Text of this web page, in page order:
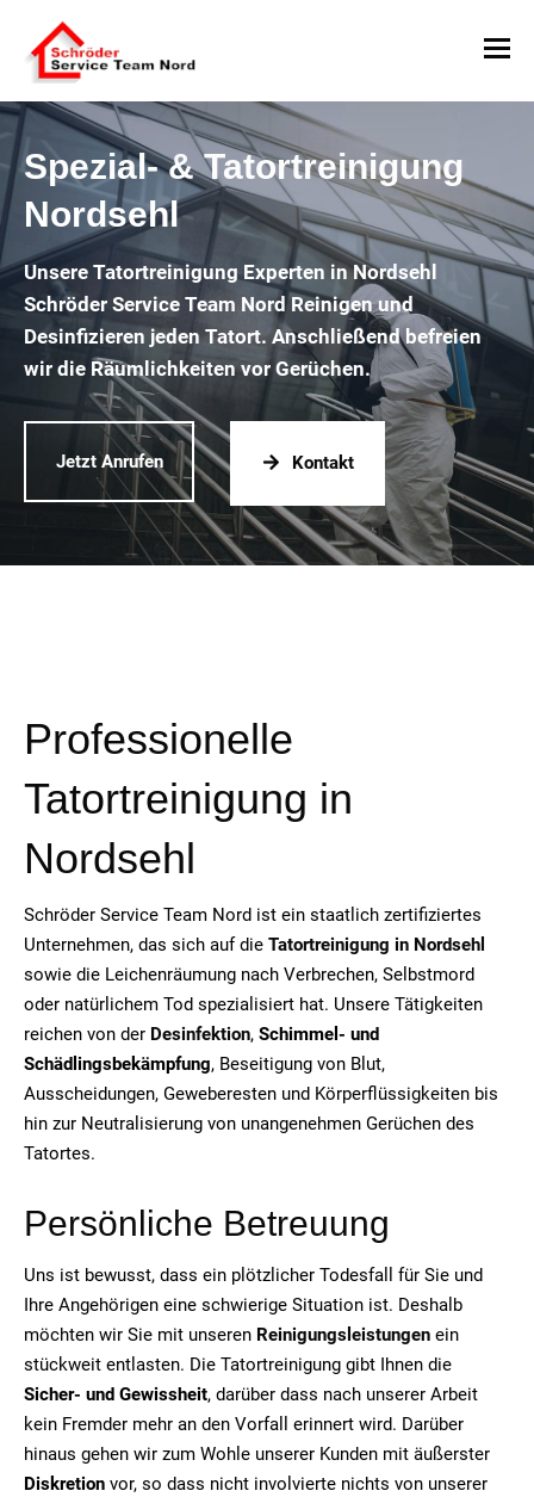
Spezial- & Tatortreinigung
Nordsehl
Unsere Tatortreinigung Experten in Nordsehl
Schröder Service Team Nord Reinigen und
Desinfizieren jeden Tatort. Anschließend befreien
wir die Räumlichkeiten vor Gerüchen.
Jetzt Anrufen Kontakt
Professionelle
Tatortreinigung in
Nordsehl
Schröder Service Team Nord ist ein staatlich zertifiziertes
Unternehmen, das sich auf die Tatortreinigung in Nordsehl
sowie die Leichenräumung nach Verbrechen, Selbstmord
oder natürlichem Tod spezialisiert hat. Unsere Tätigkeiten
reichen von der Desinfektion, Schimmel- und
Schädlingsbekämpfung, Beseitigung von Blut,
Ausscheidungen, Geweberesten und Körperflüssigkeiten bis
hin zur Neutralisierung von unangenehmen Gerüchen des
Tatortes.
Persönliche Betreuung
Uns ist bewusst, dass ein plötzlicher Todesfall für Sie und
Ihre Angehörigen eine schwierige Situation ist. Deshalb
möchten wir Sie mit unseren Reinigungsleistungen ein
stückweit entlasten. Die Tatortreinigung gibt Ihnen die
Sicher- und Gewissheit, darüber dass nach unserer Arbeit
kein Fremder mehr an den Vorfall erinnert wird. Darüber
hinaus gehen wir zum Wohle unserer Kunden mit äußerster
Diskretion vor, so dass nicht involvierte nichts von unserer